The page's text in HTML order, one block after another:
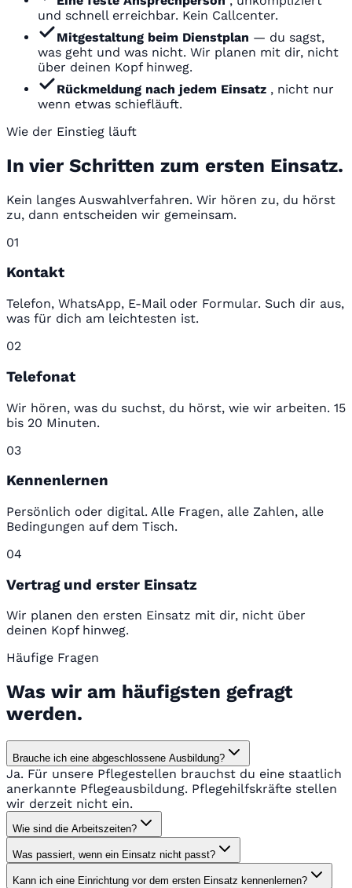
und schnell erreichbar. Kein Callcenter.
Mitgestaltung beim Dienstplan — du sagst,
was geht und was nicht. Wir planen mit dir, nicht
über deinen Kopf hinweg.
Rückmeldung nach jedem Einsatz , nicht nur
wenn etwas schiefläuft.
Wie der Einstieg läuft
In vier Schritten zum ersten Einsatz.
Kein langes Auswahlverfahren. Wir hören zu, du hörst
zu, dann entscheiden wir gemeinsam.
01
Kontakt
Telefon, WhatsApp, E-Mail oder Formular. Such dir aus,
was für dich am leichtesten ist.
02
Telefonat
Wir hören, was du suchst, du hörst, wie wir arbeiten. 15
bis 20 Minuten.
03
Kennenlernen
Persönlich oder digital. Alle Fragen, alle Zahlen, alle
Bedingungen auf dem Tisch.
04
Vertrag und erster Einsatz
Wir planen den ersten Einsatz mit dir, nicht über
deinen Kopf hinweg.
Häufige Fragen
Was wir am häufigsten gefragt
werden.
Brauche ich eine abgeschlossene Ausbildung?
Ja. Für unsere Pflegestellen brauchst du eine staatlich
anerkannte Pflegeausbildung. Pflegehilfskräfte stellen
wir derzeit nicht ein.
Wie sind die Arbeitszeiten?
Was passiert, wenn ein Einsatz nicht passt?
Kann ich eine Einrichtung vor dem ersten Einsatz kennenlernen?